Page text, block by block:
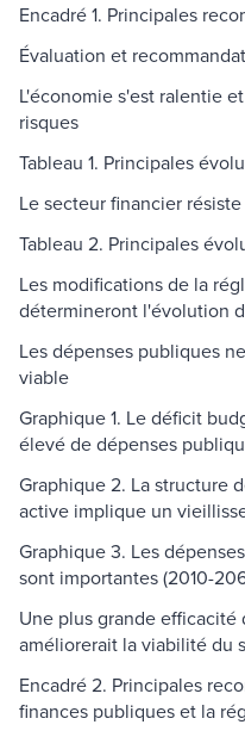
Encadré 1. Principales
Évaluation et
L'économie s'est ralentie
risques
Tableau 1. Principales
Le secteur financier
Tableau 2. Principales
Les modifications de la
détermineront l'évolution
Les dépenses publiques
viable
Graphique 1. Le déficit
élevé de dépenses
Graphique 2. La structure
active implique un
Graphique 3. Les
sont importantes (2010-
Une plus grande
améliorerait la viabilité du
Encadré 2. Principales
finances publiques et la